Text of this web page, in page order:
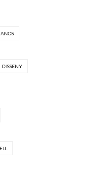
DISSENY